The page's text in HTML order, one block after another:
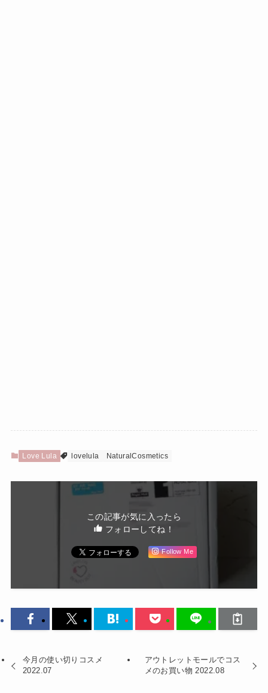
Love Lula lovelula NaturalCosmetics
この記事が気に入ったら
フォローしてね！
Follow Me
今月の使い切りコスメ
2022.07
アウトレットモールでコス
メのお買い物 2022.08